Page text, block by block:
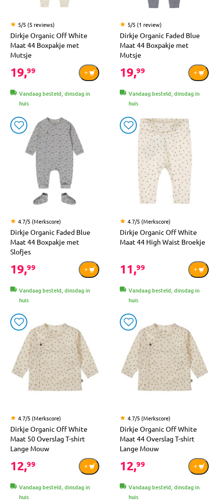
5/5 (5 reviews)
Dirkje Organic Off White
Maat 44 Boxpakje met
Mutsje
19,99
Vandaag besteld, dinsdag in
huis
5/5 (1 review)
Dirkje Organic Faded Blue
Maat 44 Boxpakje met
Mutsje
19,99
Vandaag besteld, dinsdag in
huis
4.7/5 (Merkscore)
Dirkje Organic Faded Blue
Maat 44 Boxpakje met
Slofjes
19,99
Vandaag besteld, dinsdag in
huis
4.7/5 (Merkscore)
Dirkje Organic Off White
Maat 44 High Waist Broekje
11,99
Vandaag besteld, dinsdag in
huis
4.7/5 (Merkscore)
Dirkje Organic Off White
Maat 50 Overslag T-shirt
Lange Mouw
12,99
Vandaag besteld, dinsdag in
huis
4.7/5 (Merkscore)
Dirkje Organic Off White
Maat 44 Overslag T-shirt
Lange Mouw
12,99
Vandaag besteld, dinsdag in
huis